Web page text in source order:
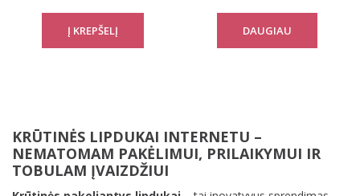
DAUGIAU
KRŪTINĖS LIPDUKAI INTERNETU –
NEMATOMAM PAKĖLIMUI, PRILAIKYMUI IR
TOBULAM ĮVAIZDŽIUI